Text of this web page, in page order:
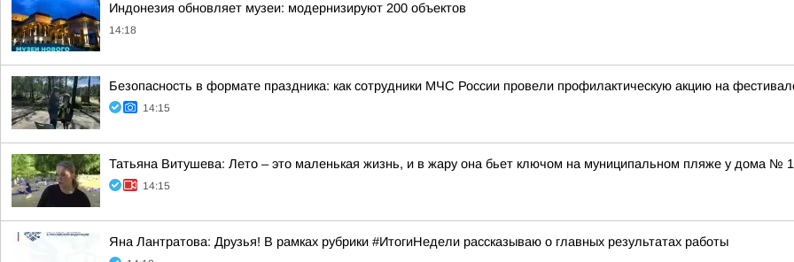
Индонезия обновляет музеи: модернизируют 200 объектов
14:18
Безопасность в формате праздника: как сотрудники МЧС России провели профилактическую акцию на
14:15
Татьяна Витушева: Лето – это маленькая жизнь, и в жару она бьет ключом на муниципальном пляже у дома №
14:15
Яна Лантратова: Друзья! В рамках рубрики #ИтогиНедели рассказываю о главных результатах работы